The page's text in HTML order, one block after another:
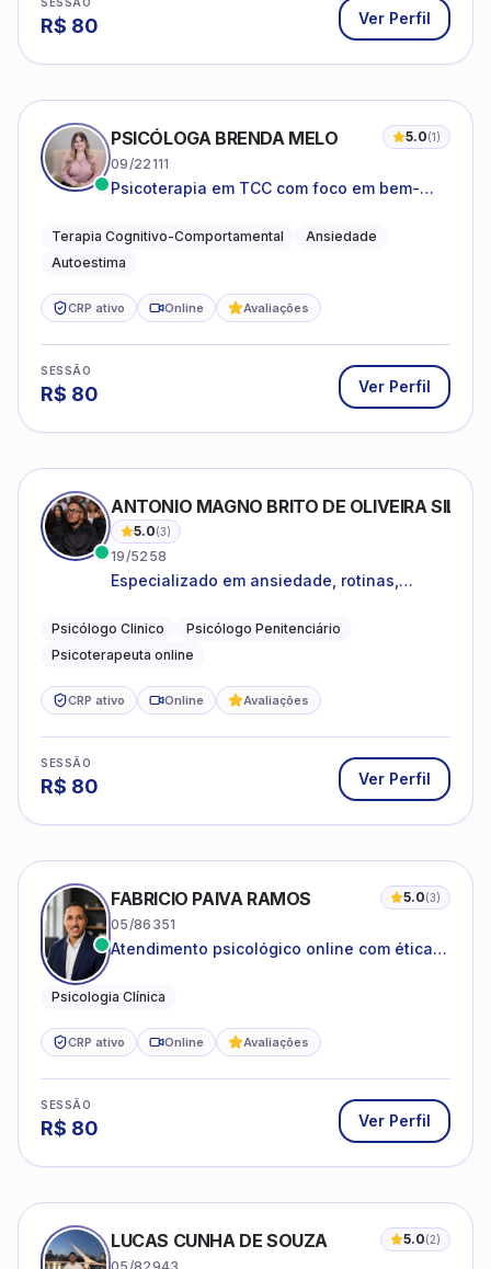
SESSÃO
R$ 80 Ver Perfil
PSICÓLOGA BRENDA MELO 5.0(1)
09/22111
Psicoterapia em TCC com foco em bem-
o cotidiano
Terapia Cognitivo-Comportamental
Ansiedade
Autoestima
CRP ativo Online Avaliações
SESSÃO
R$ 80 Ver Perfil
ANTONIO MAGNO BRITO DE OLIVEIRA SILVA
5.0(3)
19/5258
Especializado em ansiedade, rotinas,
familiares e questões comportamentais.
Psicólogo Clinico
Psicólogo Penitenciário
Psicoterapeuta online
CRP ativo Online Avaliações
SESSÃO
R$ 80 Ver Perfil
FABRICIO PAIVA RAMOS 5.0(3)
05/86351
Atendimento psicológico online com ética,
Psicologia Clínica
CRP ativo Online Avaliações
SESSÃO
R$ 80 Ver Perfil
LUCAS CUNHA DE SOUZA 5.0(2)